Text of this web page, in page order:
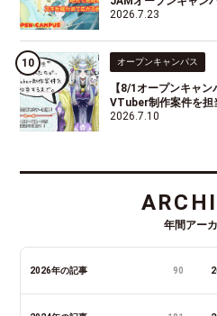
2026.7.23
オープンキャンパス
【8/1オープンキャ
VTuber制作案件を担
2026.7.10
年間アー
2026年の記事 90